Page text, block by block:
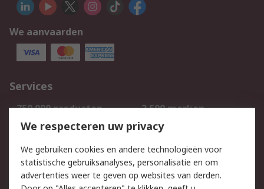
We aanvaarden
Services
750.000 producten
2.500 merken
Bestellen
Inkoopoplossingen
Track & Trace
We respecteren uw privacy
We gebruiken cookies en andere technologieën voor
statistische gebruiksanalyses, personalisatie en om
advertenties weer te geven op websites van derden.